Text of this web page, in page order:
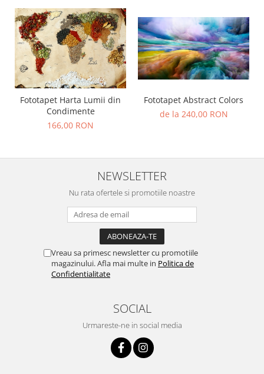
Fototapet Harta Lumii din
Condimente
166,00 RON
Fototapet Abstract Colors
de la 240,00 RON
NEWSLETTER
Nu rata ofertele si promotiile noastre
Vreau sa primesc newsletter cu promotiile
magazinului. Afla mai multe in Politica de
Confidentialitate
SOCIAL
Urmareste-ne in social media